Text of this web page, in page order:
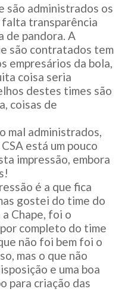
são administrados os
falta transparência
de pandora. A
são contratados tem
empresários da bola,
coisa seria
destes times são
coisas de
mal administrados,
está um pouco
impressão, embora
é a que fica
gostei do time do
Chape, foi o
completo do time
não foi bem foi o
mas o que não
e uma boa
para criação das